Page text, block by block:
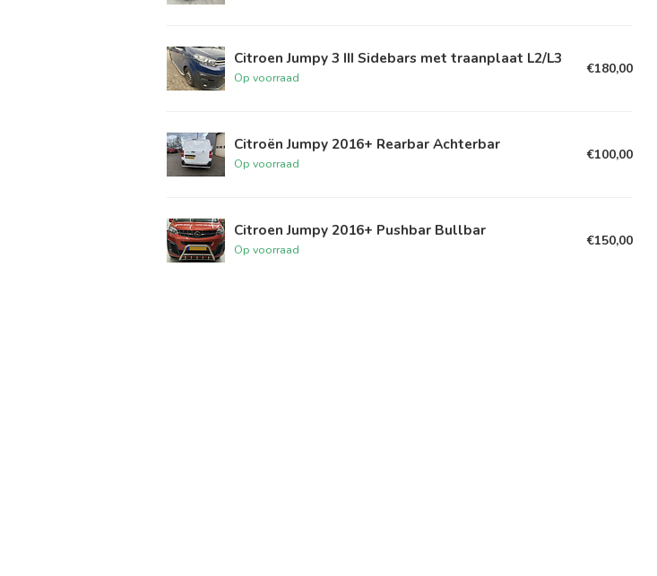
Citroen Jumpy 3 III Sidebars met traanplaat L2/L3
Op voorraad
€180,00
Citroën Jumpy 2016+ Rearbar Achterbar
Op voorraad
€100,00
Citroen Jumpy 2016+ Pushbar Bullbar
Op voorraad
€150,00